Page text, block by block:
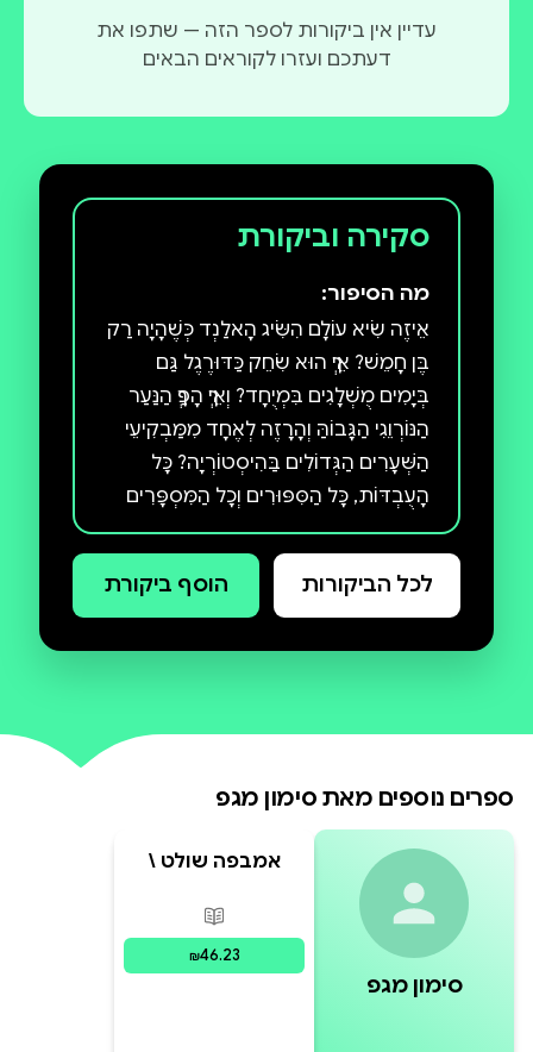
עדיין אין ביקורות לספר הזה — שתפו את
דעתכם ועזרו לקוראים הבאים
סקירה וביקורת
מה הסיפור:
אֵיזֶה שִׂיא עוֹלָם הִשִּׂיג הָאלַנְד כְּשֶׁהָיָה רַק
בֶּן חָמֵשׁ? אֵיךְ הוּא שִׂחֵק כַּדּוּרֶגֶל גַּם
בְּיָמִים מֻשְׁלָגִים בִּמְיֻחָד? וְאֵיךְ הָפַךְ הַנַּעַר
הַנּוֹרְוֵגִי הַגָּבוֹהַּ וְהָרָזֶה לְאֶחָד מִמַּבְקִיעֵי
הַשְּׁעָרִים הַגְּדוֹלִים בַּהִיסְטוֹרְיָה? כָּל
הָעֻבְדּוֹת, כָּל הַסִּפּוּרִים וְכָל הַמִּסְפָּרִים
שֶׁמֵּאֲחוֹרֵי כּוֹכַב הַכַּדּוּרֶגֶל: אֶרְלִינְג
לכל הביקורות הוסף ביקורת
ספרים נוספים מאת סימון מגפ
סימון מגפ
אמבפה שולט \
פורמטים זמינים
₪46.23